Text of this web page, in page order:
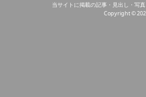
当サイトに掲載の記事・見出し・写
Copyright ©